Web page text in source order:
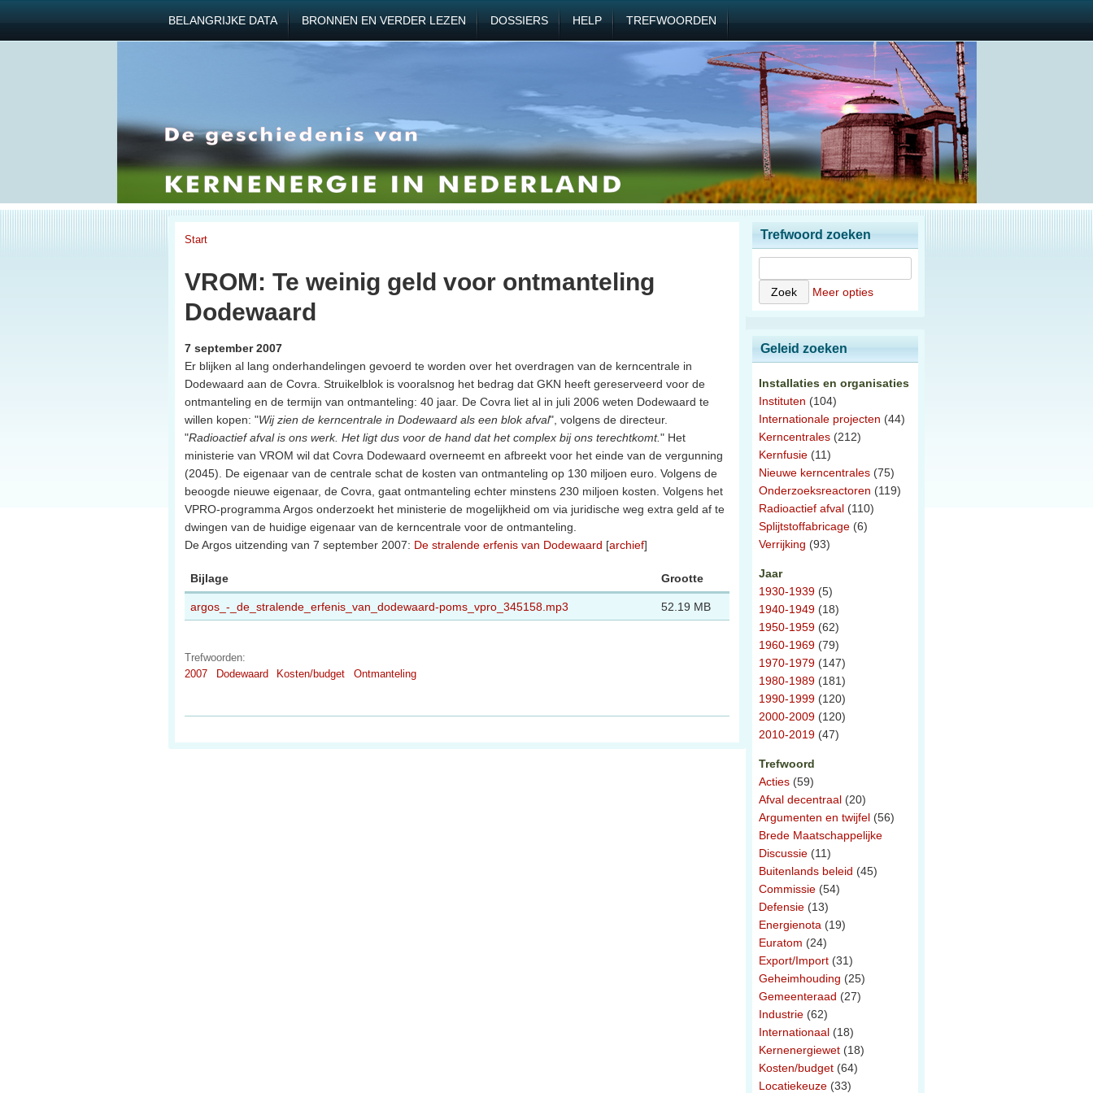
BELANGRIJKE DATA BRONNEN EN VERDER LEZEN DOSSIERS HELP TREFWOORDEN
Start
VROM: Te weinig geld voor ontmanteling
Dodewaard
7 september 2007
Er blijken al lang onderhandelingen gevoerd te worden over het overdragen van de kerncentrale in
Dodewaard aan de Covra. Struikelblok is vooralsnog het bedrag dat GKN heeft gereserveerd voor de
ontmanteling en de termijn van ontmanteling: 40 jaar. De Covra liet al in juli 2006 weten Dodewaard te
willen kopen: "Wij zien de kerncentrale in Dodewaard als een blok afval", volgens de directeur.
"Radioactief afval is ons werk. Het ligt dus voor de hand dat het complex bij ons terechtkomt." Het
ministerie van VROM wil dat Covra Dodewaard overneemt en afbreekt voor het einde van de vergunning
(2045). De eigenaar van de centrale schat de kosten van ontmanteling op 130 miljoen euro. Volgens de
beoogde nieuwe eigenaar, de Covra, gaat ontmanteling echter minstens 230 miljoen kosten. Volgens het
VPRO-programma Argos onderzoekt het ministerie de mogelijkheid om via juridische weg extra geld af te
dwingen van de huidige eigenaar van de kerncentrale voor de ontmanteling.
De Argos uitzending van 7 september 2007: De stralende erfenis van Dodewaard [archief]
Bijlage Grootte
argos_-_de_stralende_erfenis_van_dodewaard-poms_vpro_345158.mp3 52.19 MB
Trefwoorden:
2007
Dodewaard Kosten/budget Ontmanteling
Trefwoord zoeken
Meer opties
Geleid zoeken
Installaties en organisaties
Instituten (104)
Internationale projecten (44)
Kerncentrales (212)
Kernfusie (11)
Nieuwe kerncentrales (75)
Onderzoeksreactoren (119)
Radioactief afval (110)
Splijtstoffabricage (6)
Verrijking (93)
Jaar
1930-1939 (5)
1940-1949 (18)
1950-1959 (62)
1960-1969 (79)
1970-1979 (147)
1980-1989 (181)
1990-1999 (120)
2000-2009 (120)
2010-2019 (47)
Trefwoord
Acties (59)
Afval decentraal (20)
Argumenten en twijfel (56)
Brede Maatschappelijke
Discussie (11)
Buitenlands beleid (45)
Commissie (54)
Defensie (13)
Energienota (19)
Euratom (24)
Export/Import (31)
Geheimhouding (25)
Gemeenteraad (27)
Industrie (62)
Internationaal (18)
Kernenergiewet (18)
Kosten/budget (64)
Locatiekeuze (33)